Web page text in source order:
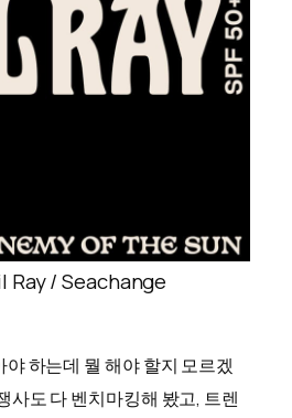
Ray / Seachange
하는데 뭘 해야 할지 모르겠
사도 다 벤치마킹해 봤고, 트렌